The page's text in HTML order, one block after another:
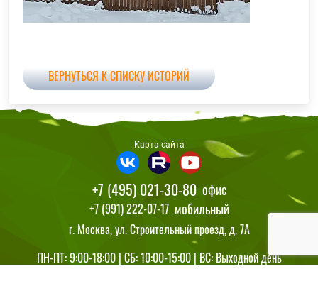
ВЕРНУТЬСЯ К СПИСКУ ИСТОРИЙ
ПН-ПТ: 9:00-18:00 | СБ: 10:00-15:00 | ВС: Выходной день
+7 (495) 021-30-80 офис
+7 (991) 222-07-17 мобильный
г. Москва, ул. Строительный проезд, д. 7А
Карта сайта